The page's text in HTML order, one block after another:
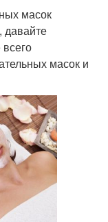
масок
давайте
масок и